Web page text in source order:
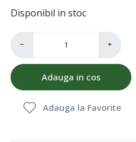
Disponibil in stoc
− +
Adauga in cos
Adauga la Favorite